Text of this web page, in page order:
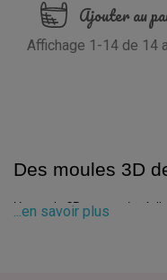
Ajouter au
Affichage 1-14 de 14
Des moules 3D
Un moule 3D permet de
...en savoir plus